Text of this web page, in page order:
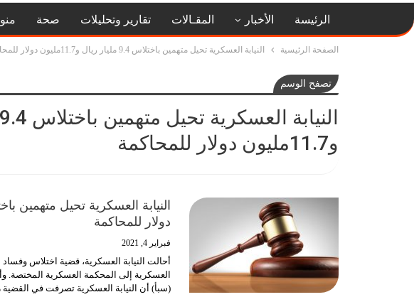
الرئيسة الأخبار المقـالات تقارير وتحليلات صحة
الصفحة الرئيسية النيابة العسكرية تحيل متهمين باختلاس 9.4 مليار ريال و11.7مليون دولار للمحاكمة
تصفح الوسم
و11.7مليون دولار للمحاكمة
دولار للمحاكمة
فبراير 4, 2021
أحالت النيابة العسكرية، قضية اختلاس وفساد
العسكرية إلى المحكمة العسكرية المختصة.
(سبأ) أن النيابة العسكرية تصرفت في القضية رقم 55